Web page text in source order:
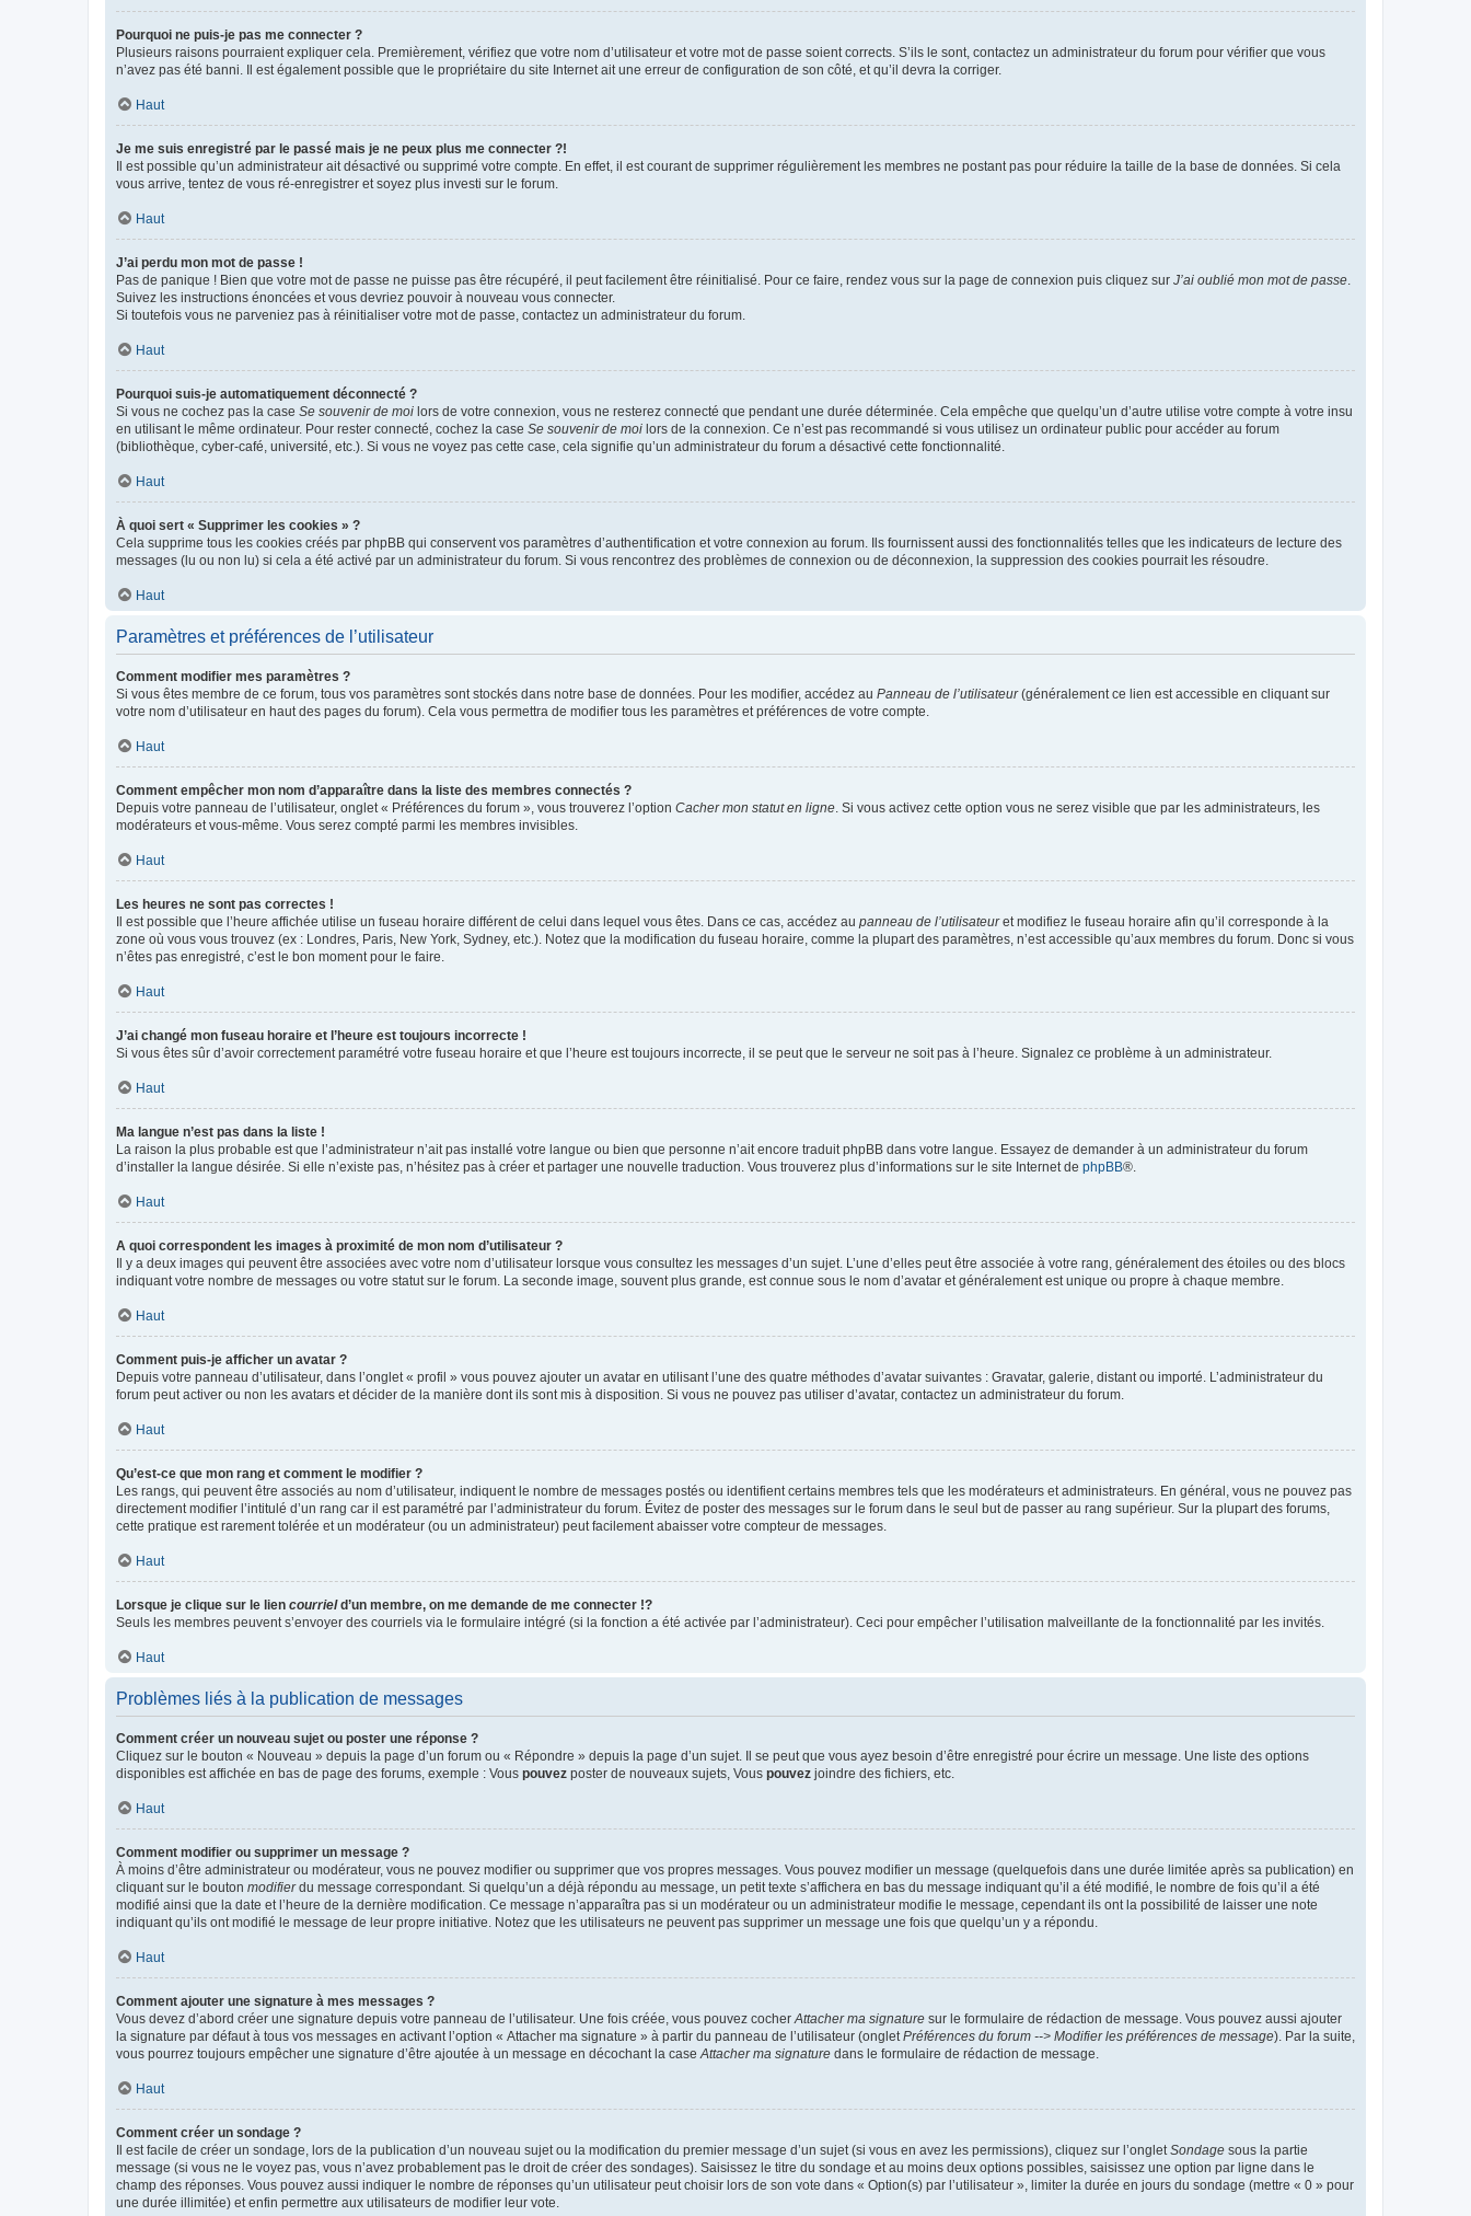
Pourquoi ne puis-je pas me connecter ?
Plusieurs raisons pourraient expliquer cela. Premièrement, vérifiez que votre nom d’utilisateur et votre mot de passe soient corrects. S’ils le sont, contactez un administrateur du forum pour vérifier que vous
n’avez pas été banni. Il est également possible que le propriétaire du site Internet ait une erreur de configuration de son côté, et qu’il devra la corriger.
Haut
Je me suis enregistré par le passé mais je ne peux plus me connecter ?!
Il est possible qu’un administrateur ait désactivé ou supprimé votre compte. En effet, il est courant de supprimer régulièrement les membres ne postant pas pour réduire la taille de la base de données. Si cela
vous arrive, tentez de vous ré-enregistrer et soyez plus investi sur le forum.
Haut
J’ai perdu mon mot de passe !
Pas de panique ! Bien que votre mot de passe ne puisse pas être récupéré, il peut facilement être réinitialisé. Pour ce faire, rendez vous sur la page de connexion puis cliquez sur J’ai oublié mon mot de passe
Suivez les instructions énoncées et vous devriez pouvoir à nouveau vous connecter.
Si toutefois vous ne parveniez pas à réinitialiser votre mot de passe, contactez un administrateur du forum.
Haut
Pourquoi suis-je automatiquement déconnecté ?
Si vous ne cochez pas la case Se souvenir de moi lors de votre connexion, vous ne resterez connecté que pendant une durée déterminée. Cela empêche que quelqu’un d’autre utilise votre compte à votre insu
en utilisant le même ordinateur. Pour rester connecté, cochez la case Se souvenir de moi lors de la connexion. Ce n’est pas recommandé si vous utilisez un ordinateur public pour accéder au forum
(bibliothèque, cyber-café, université, etc.). Si vous ne voyez pas cette case, cela signifie qu’un administrateur du forum a désactivé cette fonctionnalité.
Haut
À quoi sert « Supprimer les cookies » ?
Cela supprime tous les cookies créés par phpBB qui conservent vos paramètres d’authentification et votre connexion au forum. Ils fournissent aussi des fonctionnalités telles que les indicateurs de lecture des
messages (lu ou non lu) si cela a été activé par un administrateur du forum. Si vous rencontrez des problèmes de connexion ou de déconnexion, la suppression des cookies pourrait les résoudre.
Haut
Paramètres et préférences de l’utilisateur
Comment modifier mes paramètres ?
Si vous êtes membre de ce forum, tous vos paramètres sont stockés dans notre base de données. Pour les modifier, accédez au Panneau de l’utilisateur(généralement ce lien est accessible en cliquant sur
votre nom d’utilisateur en haut des pages du forum). Cela vous permettra de modifier tous les paramètres et préférences de votre compte.
Haut
Comment empêcher mon nom d’apparaître dans la liste des membres connectés ?
Depuis votre panneau de l’utilisateur, onglet « Préférences du forum », vous trouverez l’option Cacher mon statut en ligne . Si vous activez cette option vous ne serez visible que par les administrateurs, les
modérateurs et vous-même. Vous serez compté parmi les membres invisibles.
Haut
Les heures ne sont pas correctes !
Il est possible que l’heure affichée utilise un fuseau horaire différent de celui dans lequel vous êtes. Dans ce cas, accédez au panneau de l’utilisateuret modifiez le fuseau horaire afin qu’il corresponde à la
zone où vous vous trouvez (ex : Londres, Paris, New York, Sydney, etc.). Notez que la modification du fuseau horaire, comme la plupart des paramètres, n’est accessible qu’aux membres du forum. Donc si vous
n’êtes pas enregistré, c’est le bon moment pour le faire.
Haut
J’ai changé mon fuseau horaire et l’heure est toujours incorrecte !
Si vous êtes sûr d’avoir correctement paramétré votre fuseau horaire et que l’heure est toujours incorrecte, il se peut que le serveur ne soit pas à l’heure. Signalez ce problème à un administrateur.
Haut
Ma langue n’est pas dans la liste !
La raison la plus probable est que l’administrateur n’ait pas installé votre langue ou bien que personne n’ait encore traduit phpBB dans votre langue. Essayez de demander à un administrateur du forum
d’installer la langue désirée. Si elle n’existe pas, n’hésitez pas à créer et partager une nouvelle traduction. Vous trouverez plus d’informations sur le site Internet de phpBB®.
Haut
A quoi correspondent les images à proximité de mon nom d’utilisateur ?
Il y a deux images qui peuvent être associées avec votre nom d’utilisateur lorsque vous consultez les messages d’un sujet. L’une d’elles peut être associée à votre rang, généralement des étoiles ou des blocs
indiquant votre nombre de messages ou votre statut sur le forum. La seconde image, souvent plus grande, est connue sous le nom d’avatar et généralement est unique ou propre à chaque membre.
Haut
Comment puis-je afficher un avatar ?
Depuis votre panneau d’utilisateur, dans l’onglet « profil » vous pouvez ajouter un avatar en utilisant l’une des quatre méthodes d’avatar suivantes : Gravatar, galerie, distant ou importé. L’administrateur du
forum peut activer ou non les avatars et décider de la manière dont ils sont mis à disposition. Si vous ne pouvez pas utiliser d’avatar, contactez un administrateur du forum.
Haut
Qu’est-ce que mon rang et comment le modifier ?
Les rangs, qui peuvent être associés au nom d’utilisateur, indiquent le nombre de messages postés ou identifient certains membres tels que les modérateurs et administrateurs. En général, vous ne pouvez pas
directement modifier l’intitulé d’un rang car il est paramétré par l’administrateur du forum. Évitez de poster des messages sur le forum dans le seul but de passer au rang supérieur. Sur la plupart des forums,
cette pratique est rarement tolérée et un modérateur (ou un administrateur) peut facilement abaisser votre compteur de messages.
Haut
Lorsque je clique sur le lien courrield’un membre, on me demande de me connecter !?
Seuls les membres peuvent s’envoyer des courriels via le formulaire intégré (si la fonction a été activée par l’administrateur). Ceci pour empêcher l’utilisation malveillante de la fonctionnalité par les invités.
Haut
Problèmes liés à la publication de messages
Comment créer un nouveau sujet ou poster une réponse ?
Cliquez sur le bouton « Nouveau » depuis la page d’un forum ou « Répondre » depuis la page d’un sujet. Il se peut que vous ayez besoin d’être enregistré pour écrire un message. Une liste des options
disponibles est affichée en bas de page des forums, exemple : Vous pouvez poster de nouveaux sujets, Vous pouvez joindre des fichiers, etc.
Haut
Comment modifier ou supprimer un message ?
À moins d’être administrateur ou modérateur, vous ne pouvez modifier ou supprimer que vos propres messages. Vous pouvez modifier un message (quelquefois dans une durée limitée après sa publication) en
cliquant sur le bouton modifierdu message correspondant. Si quelqu’un a déjà répondu au message, un petit texte s’affichera en bas du message indiquant qu’il a été modifié, le nombre de fois qu’il a été
modifié ainsi que la date et l’heure de la dernière modification. Ce message n’apparaîtra pas si un modérateur ou un administrateur modifie le message, cependant ils ont la possibilité de laisser une note
indiquant qu’ils ont modifié le message de leur propre initiative. Notez que les utilisateurs ne peuvent pas supprimer un message une fois que quelqu’un y a répondu.
Haut
Comment ajouter une signature à mes messages ?
Vous devez d’abord créer une signature depuis votre panneau de l’utilisateur. Une fois créée, vous pouvez cocher Attacher ma signature sur le formulaire de rédaction de message. Vous pouvez aussi ajouter
la signature par défaut à tous vos messages en activant l’option « Attacher ma signature » à partir du panneau de l’utilisateur (onglet Préférences du forum --> Modifier les préférences de message). Par la suite,
vous pourrez toujours empêcher une signature d’être ajoutée à un message en décochant la case Attacher ma signature dans le formulaire de rédaction de message.
Haut
Comment créer un sondage ?
Il est facile de créer un sondage, lors de la publication d’un nouveau sujet ou la modification du premier message d’un sujet (si vous en avez les permissions), cliquez sur l’onglet Sondage sous la partie
message (si vous ne le voyez pas, vous n’avez probablement pas le droit de créer des sondages). Saisissez le titre du sondage et au moins deux options possibles, saisissez une option par ligne dans le
champ des réponses. Vous pouvez aussi indiquer le nombre de réponses qu’un utilisateur peut choisir lors de son vote dans « Option(s) par l’utilisateur », limiter la durée en jours du sondage (mettre « 0 » pour
une durée illimitée) et enfin permettre aux utilisateurs de modifier leur vote.